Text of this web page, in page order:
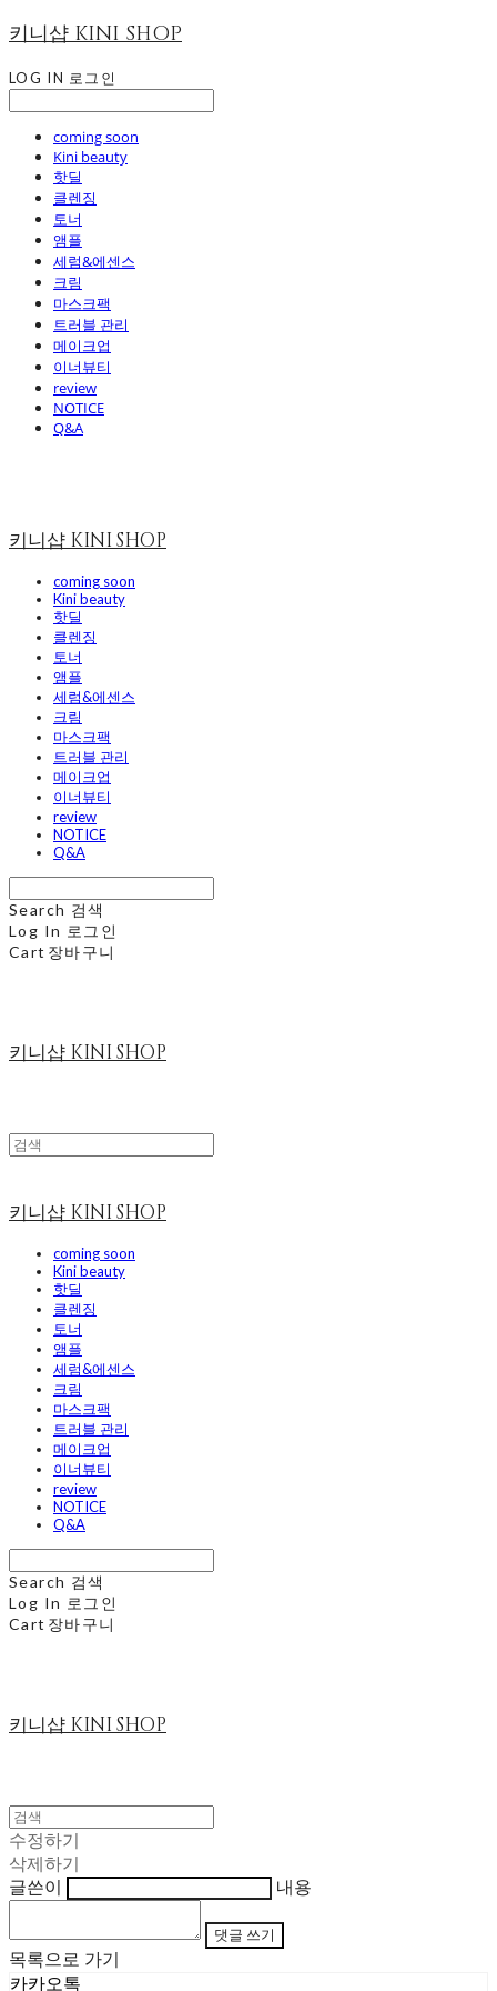
키니샵 KINI SHOP
LOG IN 로그인
coming soon
Kini beauty
핫딜
클렌징
토너
앰플
세럼&에센스
크림
마스크팩
트러블 관리
메이크업
이너뷰티
review
NOTICE
Q&A
키니샵 KINI SHOP
coming soon
Kini beauty
핫딜
클렌징
토너
앰플
세럼&에센스
크림
마스크팩
트러블 관리
메이크업
이너뷰티
review
NOTICE
Q&A
Search 검색
Log In 로그인
Cart 장바구니
키니샵 KINI SHOP
키니샵 KINI SHOP
coming soon
Kini beauty
핫딜
클렌징
토너
앰플
세럼&에센스
크림
마스크팩
트러블 관리
메이크업
이너뷰티
review
NOTICE
Q&A
Search 검색
Log In 로그인
Cart 장바구니
키니샵 KINI SHOP
수정하기
삭제하기
글쓴이
내용
댓글 쓰기
목록으로 가기
카카오톡